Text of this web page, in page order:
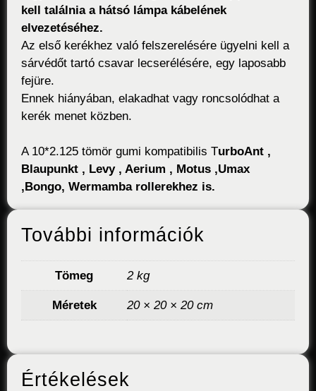
kell találnia a hátsó lámpa kábelének
elvezetéséhez.
Az első kerékhez való felszerelésére ügyelni kell a
sárvédőt tartó csavar lecserélésére, egy laposabb
fejüre.
Ennek hiányában, elakadhat vagy roncsolódhat a
kerék menet közben.
A 10*2.125 tömör gumi kompatibilis TurboAnt ,
Blaupunkt , Levy , Aerium , Motus ,Umax
,Bongo, Wermamba rollerekhez is.
További információk
Tömeg 2 kg
Méretek 20 × 20 × 20 cm
Értékelések